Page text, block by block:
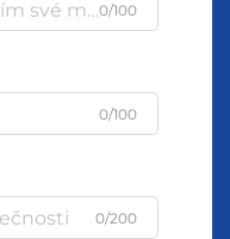
0/100
0/100
0/200